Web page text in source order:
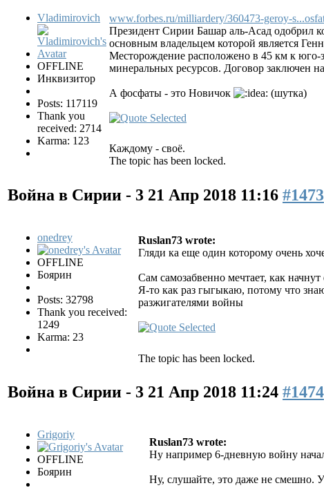
Vladimirovich
OFFLINE
Инквизитор
Posts: 117119
Thank you
received: 2714
Karma: 123
www.forbes.ru/milliardery/360473-geroy-
Президент Сирии Башар аль-Асад одобрил
основным владельцем которой является
Месторождение расположено в 45 км к
минеральных ресурсов. Договор заключен
А фосфаты - это Новичок (шутка)
Каждому - своё.
The topic has been locked.
Война в Сирии - 3 21 Апр 2018 11:16 #1473
onedrey
OFFLINE
Боярин
Posts: 32798
Thank you received:
1249
Karma: 23
Ruslan73 wrote:
Гляди ка еще один которому очень
Сам самозабвенно мечтает, как
Я-то как раз гыгыкаю, потому что
разжигателями войны
The topic has been locked.
Война в Сирии - 3 21 Апр 2018 11:24 #1474
Grigoriy
OFFLINE
Боярин
Ruslan73 wrote:
Ну например 6-дневную войну
Ну, слушайте, это даже не смешно.